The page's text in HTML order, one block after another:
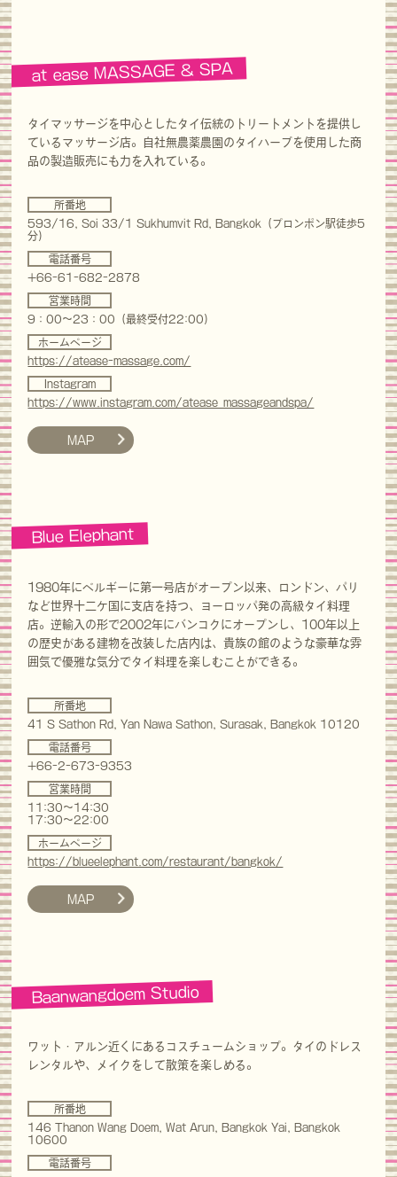
at ease MASSAGE & SPA
タイマッサージを中心としたタイ伝統のトリートメントを提供し
ているマッサージ店。自社無農薬農園のタイハーブを使用した商
品の製造販売にも力を入れている。
所番地
593/16, Soi 33/1 Sukhumvit Rd, Bangkok（プロンポン駅徒歩5
分）
電話番号
+66-61-682-2878
営業時間
9：00～23：00（最終受付22:00）
ホームページ
https://atease-massage.com/
Instagram
https://www.instagram.com/atease_massageandspa/
MAP
Blue Elephant
1980年にベルギーに第一号店がオープン以来、ロンドン、パリ
など世界十二ケ国に支店を持つ、ヨーロッパ発の高級タイ料理
店。逆輸入の形で2002年にバンコクにオープンし、100年以上
の歴史がある建物を改装した店内は、貴族の館のような豪華な雰
囲気で優雅な気分でタイ料理を楽しむことができる。
所番地
41 S Sathon Rd, Yan Nawa Sathon, Surasak, Bangkok 10120
電話番号
+66-2-673-9353
営業時間
11:30〜14:30
17:30〜22:00
ホームページ
https://blueelephant.com/restaurant/bangkok/
MAP
Baanwangdoem Studio
ワット・アルン近くにあるコスチュームショップ。タイのドレス
レンタルや、メイクをして散策を楽しめる。
所番地
146 Thanon Wang Doem, Wat Arun, Bangkok Yai, Bangkok
10600
電話番号